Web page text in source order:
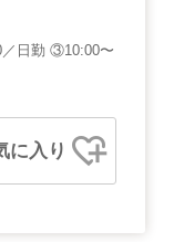
日勤 ③10:00〜
に入り